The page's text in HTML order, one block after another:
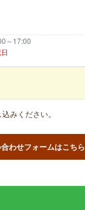
～17:00
みください。
わせフォームはこちら